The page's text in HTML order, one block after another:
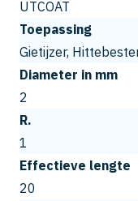
UTCOAT
Toepassing
Gietijzer,
Diameter in mm
2
R.
1
Effectieve lengte
20